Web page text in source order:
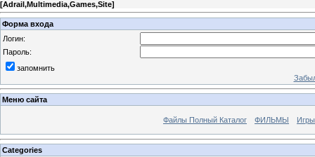
[Adrail,Multimedia,Games,Site]
Форма входа
Логин:
Пароль:
запомнить
Меню сайта
Файлы Полный Каталог ФИЛЬМЫ
Categories